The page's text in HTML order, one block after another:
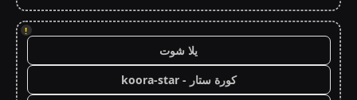
!
يلا شوت
كورة ستار - koora-star